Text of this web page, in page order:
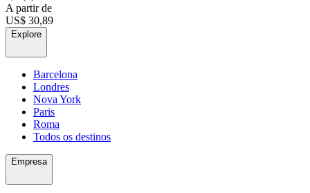
A partir de
US$ 30,89
Explore
Barcelona
Londres
Nova York
Paris
Roma
Todos os destinos
Empresa